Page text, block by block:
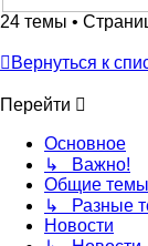
24 темы •
Вернуться к
Перейти
Основное
↳ Важно!
Общие темы
↳ Разные
Новости